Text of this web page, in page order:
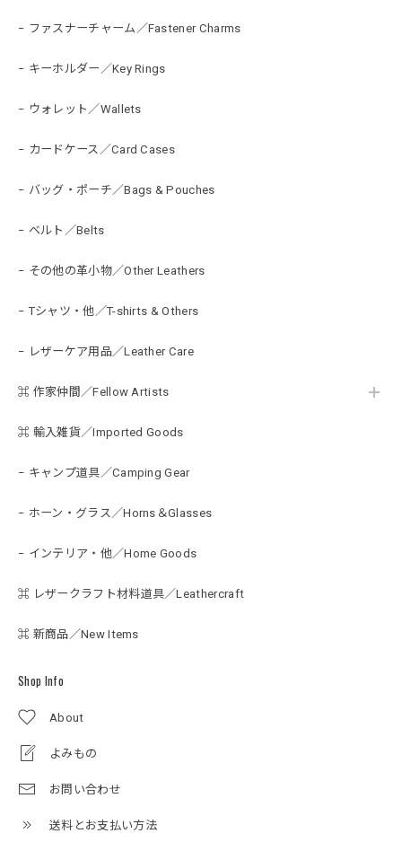
− ファスナーチャーム／Fastener Charms
− キーホルダー／Key Rings
− ウォレット／Wallets
− カードケース／Card Cases
− バッグ・ポーチ／Bags & Pouches
− ベルト／Belts
− その他の革小物／Other Leathers
− Tシャツ・他／T-shirts & Others
− レザーケア用品／Leather Care
⌘ 作家仲間／Fellow Artists
⌘ 輸入雑貨／Imported Goods
− キャンプ道具／Camping Gear
− ホーン・グラス／Horns＆Glasses
− インテリア・他／Home Goods
⌘ レザークラフト材料道具／Leathercraft
⌘ 新商品／New Items
Shop Info
About
よみもの
お問い合わせ
送料とお支払い方法